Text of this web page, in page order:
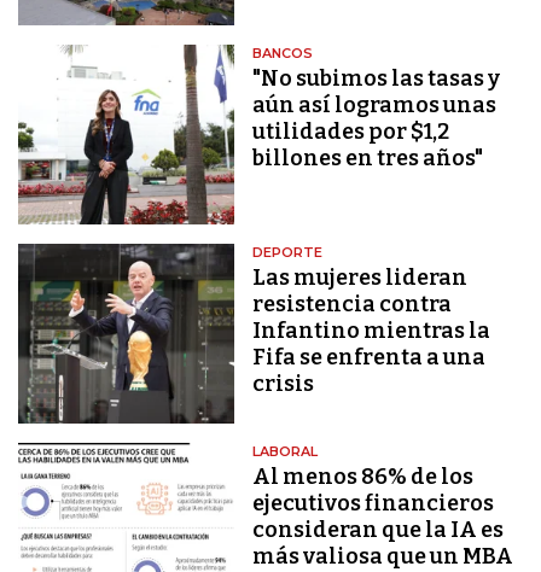
BANCOS
"No subimos las tasas y
aún así logramos unas
utilidades por $1,2
billones en tres años"
DEPORTE
Las mujeres lideran
resistencia contra
Infantino mientras la
Fifa se enfrenta a una
crisis
LABORAL
Al menos 86% de los
ejecutivos financieros
consideran que la IA es
más valiosa que un MBA